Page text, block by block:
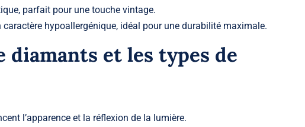
parfait pour une touche vintage.
hypoallergénique, idéal pour une durabilité maximale.
diamants et les types de
l’apparence et la réflexion de la lumière.